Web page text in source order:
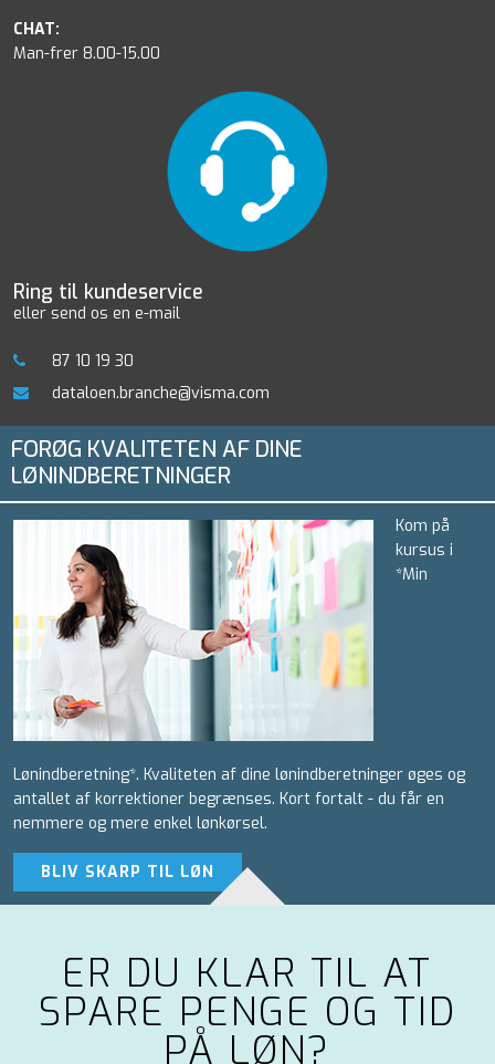
CHAT:
Man-frer 8.00-15.00
Ring til kundeservice
eller send os en e-mail
87 10 19 30
dataloen.branche@visma.com
FORØG KVALITETEN AF DINE
LØNINDBERETNINGER
Kom på
kursus i
*Min
Lønindberetning*. Kvaliteten af dine lønindberetninger øges og
antallet af korrektioner begrænses. Kort fortalt - du får en
nemmere og mere enkel lønkørsel.
BLIV SKARP TIL LØN
ER DU KLAR TIL AT
SPARE PENGE OG TID
PÅ LØN?